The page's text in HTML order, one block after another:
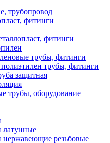
трубопровод
фитинги
фитинги
трубы, фитинги
трубы, фитинги
защитная
трубы, оборудование
резьбовые